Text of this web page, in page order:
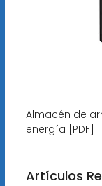
Almacén de
energía [PDF]
Artículos